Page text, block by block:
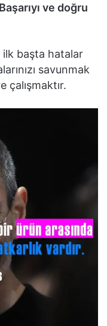
ve doğru
ilk başta hatalar
savunmak
çalışmaktır.